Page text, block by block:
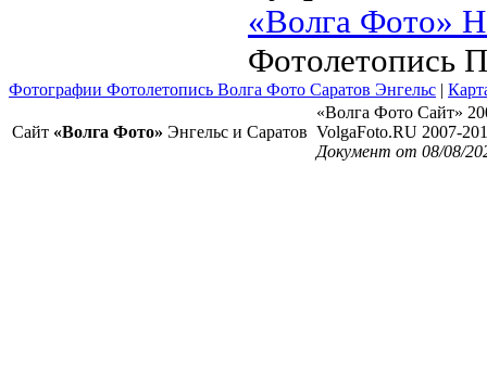
«Волга Фото»
Фотолетопись
Фотографии Фотолетопись Волга Фото Саратов Энгельс |
Сайт «Волга Фото» Энгельс и Саратов
«Волга Фото Сайт»
VolgaFoto.RU 2007-
Документ от 08/08/